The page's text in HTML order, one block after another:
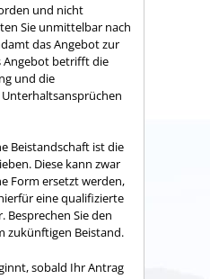
und nicht
Sie unmittelbar nach
das Angebot zur
Angebot betrifft die
und die
Beistandschaft ist die
Diese kann zwar
Form ersetzt werden,
eine qualifizierte
Besprechen Sie den
zukünftigen Beistand.
sobald Ihr Antrag